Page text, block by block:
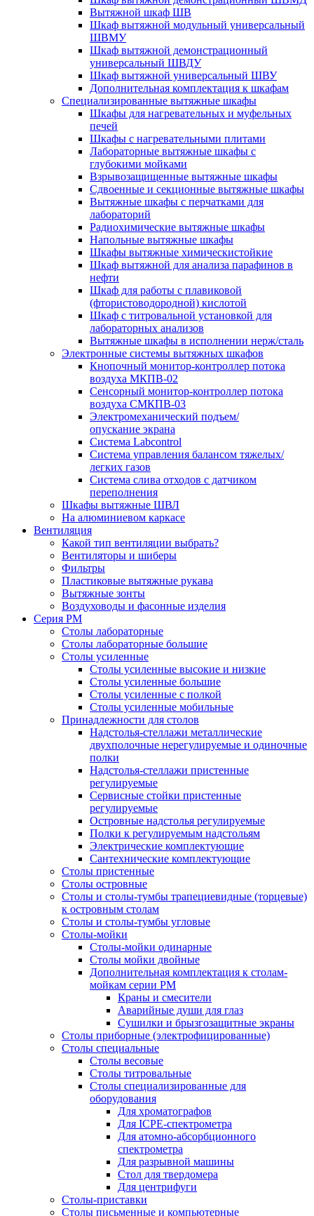
Вытяжной шкаф ШВ
Шкаф вытяжной модульный универсальный
ШВМУ
Шкаф вытяжной демонстрационный
универсальный ШВДУ
Шкаф вытяжной универсальный ШВУ
Дополнительная комплектация к шкафам
Специализированные вытяжные шкафы
Шкафы для нагревательных и муфельных
печей
Шкафы с нагревательными плитами
Лабораторные вытяжные шкафы с
глубокими мойками
Взрывозащищенные вытяжные шкафы
Сдвоенные и секционные вытяжные шкафы
Вытяжные шкафы с перчатками для
лабораторий
Радиохимические вытяжные шкафы
Напольные вытяжные шкафы
Шкафы вытяжные химическистойкие
Шкаф вытяжной для анализа парафинов в
нефти
Шкаф для работы с плавиковой
(фтористоводородной) кислотой
Шкаф с титровальной установкой для
лабораторных анализов
Вытяжные шкафы в исполнении нерж/сталь
Электронные системы вытяжных шкафов
Кнопочный монитор-контроллер потока
воздуха МКПВ-02
Сенсорный монитор-контроллер потока
воздуха СМКПВ-03
Электромеханический подъем/
опускание экрана
Система Labcontrol
Система управления балансом тяжелых/
легких газов
Система слива отходов с датчиком
переполнения
Шкафы вытяжные ШВЛ
На алюминиевом каркасе
Вентиляция
Какой тип вентиляции выбрать?
Вентиляторы и шиберы
Фильтры
Пластиковые вытяжные рукава
Вытяжные зонты
Воздуховоды и фасонные изделия
Серия РМ
Столы лабораторные
Столы лабораторные большие
Столы усиленные
Столы усиленные высокие и низкие
Столы усиленные большие
Столы усиленные с полкой
Столы усиленные мобильные
Принадлежности для столов
Надстолья-стеллажи металлические
двухполочные нерегулируемые и одиночные
полки
Надстолья-стеллажи пристенные
регулируемые
Сервисные стойки пристенные
регулируемые
Островные надстолья регулируемые
Полки к регулируемым надстольям
Электрические комплектующие
Сантехнические комплектующие
Столы пристенные
Столы островные
Столы и столы-тумбы трапециевидные (торцевые)
к островным столам
Столы и столы-тумбы угловые
Столы-мойки
Столы-мойки одинарные
Столы мойки двойные
Дополнительная комплектация к столам-
мойкам серии РМ
Краны и смесители
Аварийные души для глаз
Сушилки и брызгозащитные экраны
Столы приборные (электрофицированные)
Столы специальные
Столы весовые
Столы титровальные
Столы специализированные для
оборудования
Для хроматографов
Для ICPE-спектрометра
Для атомно-абсорбционного
спектрометра
Для разрывной машины
Стол для твердомера
Для центрифуги
Столы-приставки
Столы письменные и компьютерные